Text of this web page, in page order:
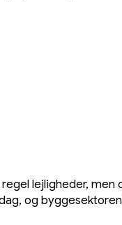
lejligheder, men
og